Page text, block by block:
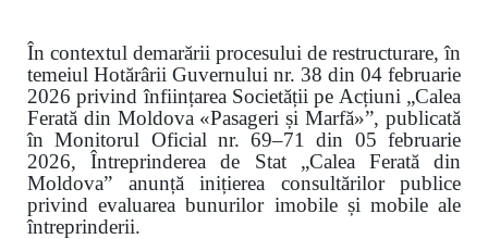
În contextul demarării procesului de restructurare, în
temeiul Hotărârii Guvernului nr. 38 din 04 februarie
2026 privind înființarea Societății pe Acțiuni „Calea
Ferată din Moldova «Pasageri și Marfă»”, publicată
în Monitorul Oficial nr. 69–71 din 05 februarie
2026, Întreprinderea de Stat „Calea Ferată din
Moldova” anunță inițierea consultărilor publice
privind evaluarea bunurilor imobile și mobile ale
întreprinderii.